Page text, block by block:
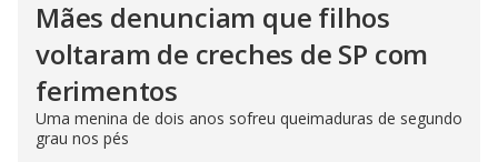
Mães denunciam que filhos
voltaram de creches de SP com
ferimentos
Uma menina de dois anos sofreu queimaduras de segundo
grau nos pés